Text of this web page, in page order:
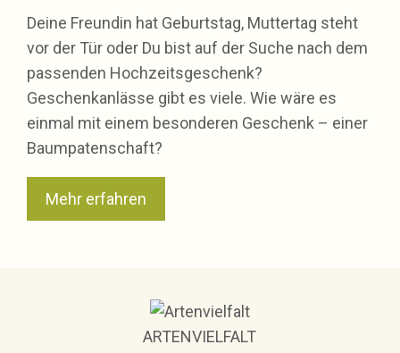
Deine Freundin hat Geburtstag, Muttertag steht
vor der Tür oder Du bist auf der Suche nach dem
passenden Hochzeitsgeschenk?
Geschenkanlässe gibt es viele. Wie wäre es
einmal mit einem besonderen Geschenk – einer
Baumpatenschaft?
Mehr erfahren
ARTENVIELFALT